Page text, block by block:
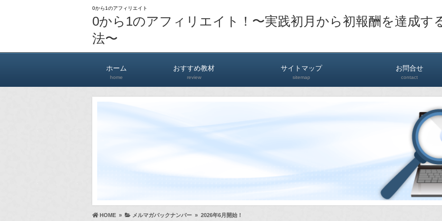
0から1のアフィリエイト
0から1のアフィリエイト！〜実践初月から初報酬を達成す
法〜
ホーム
home
おすすめ教材
review
サイトマップ
sitemap
お問合せ
contact
HOME » メルマガバックナンバー » 2026年6月開始！